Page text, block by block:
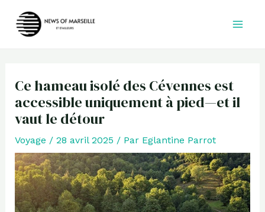
Ce hameau isolé des Cévennes est
accessible uniquement à pied—et il
vaut le détour
Voyage / 28 avril 2025 / Par Eglantine Parrot